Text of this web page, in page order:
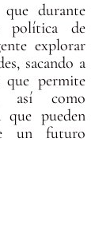
durante
política de
explorar
sacando a
permite
así como
que pueden
un futuro